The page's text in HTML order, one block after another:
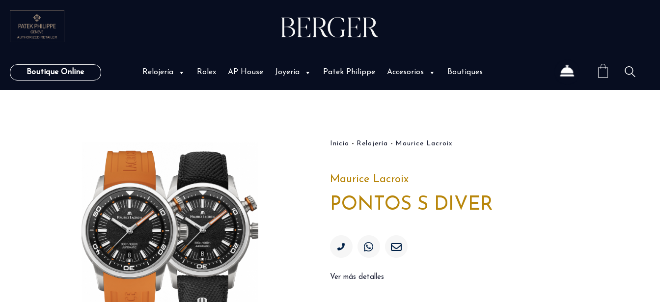
Boutique Online Relojería Rolex AP House Joyería Patek Philippe Accesorios Boutiques
Inicio Relojería Maurice Lacroix
Maurice Lacroix
PONTOS S DIVER
Ver más detalles